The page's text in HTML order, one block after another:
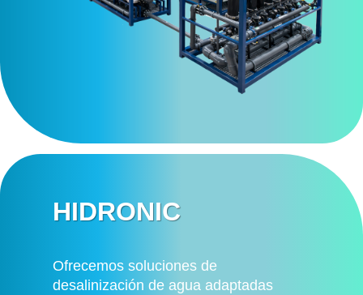
HIDRONIC
Ofrecemos soluciones de
desalinización de agua adaptadas